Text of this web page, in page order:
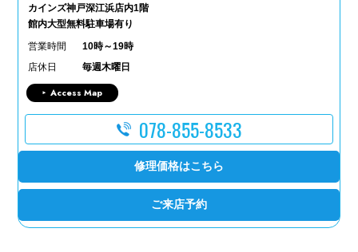
カインズ神戸深江浜店内1階
館内大型無料駐車場有り
営業時間
10時～19時
店休日
毎週木曜日
Access Map
078-855-8533
修理価格はこちら
ご来店予約